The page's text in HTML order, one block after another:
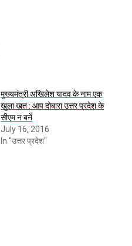
मुख्यमंत्री अखिलेश यादव के नाम एक
खुला ख़त : आप दोबारा उत्तर प्रदेश के
सीएम न बनें
July 16, 2016
In "उत्तर प्रदेश"